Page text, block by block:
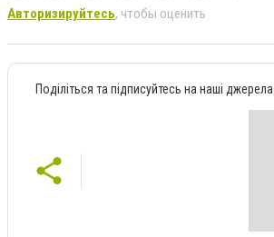
Авторизируйтесь, чтобы оценить
Поділіться та підписуйтесь на наші джерела